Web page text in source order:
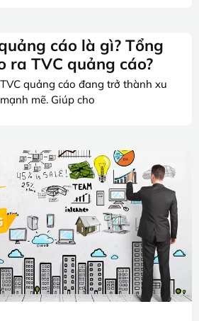
cáo là gì? Tổng
ra TVC quảng cáo?
quảng cáo đang trở thành xu
mẽ. Giúp cho